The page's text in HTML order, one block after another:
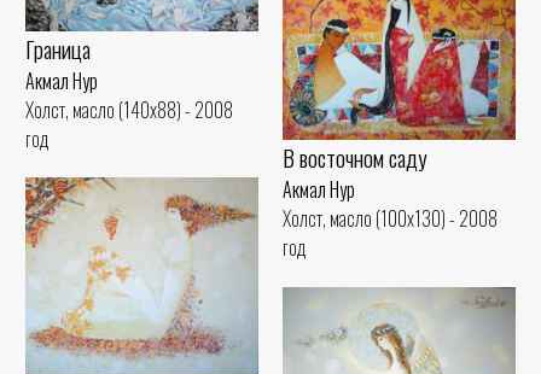
Граница
Акмал Нур
Холст, масло (140x88) - 2008
год
В восточном саду
Акмал Нур
Холст, масло (100x130) - 2008
год